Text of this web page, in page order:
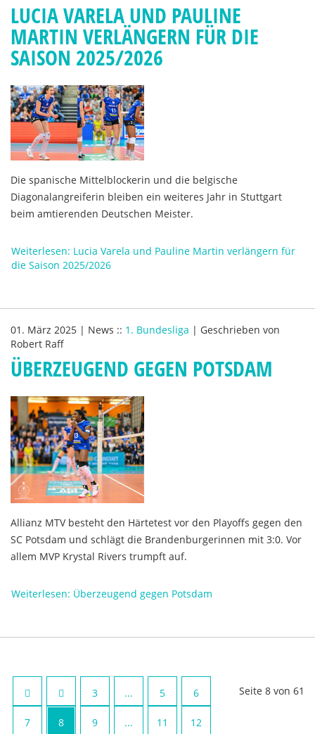
LUCIA VARELA UND PAULINE
MARTIN VERLÄNGERN FÜR DIE
SAISON 2025/2026
Die spanische Mittelblockerin und die belgische
Diagonalangreiferin bleiben ein weiteres Jahr in Stuttgart
beim amtierenden Deutschen Meister.
Weiterlesen: Lucia Varela und Pauline Martin verlängern für
die Saison 2025/2026
01. März 2025 | News :: 1. Bundesliga | Geschrieben von
Robert Raff
ÜBERZEUGEND GEGEN POTSDAM
Allianz MTV besteht den Härtetest vor den Playoffs gegen den
SC Potsdam und schlägt die Brandenburgerinnen mit 3:0. Vor
allem MVP Krystal Rivers trumpft auf.
Weiterlesen: Überzeugend gegen Potsdam
Seite 8 von 61
3 ... 5 6
7 8 9 ... 11 12